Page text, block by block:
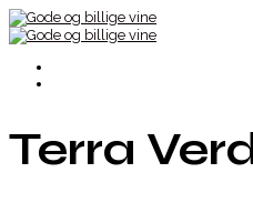
Terra